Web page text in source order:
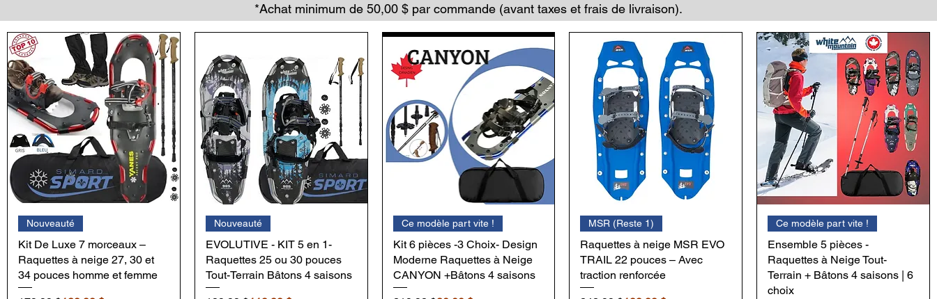
*Achat minimum de 50,00 $ par commande (avant taxes et frais de livraison).
Nouveauté
Kit De Luxe 7 morceaux –
Raquettes à neige 27, 30 et
34 pouces homme et femme
Nouveauté
EVOLUTIVE - KIT 5 en 1-
Raquettes 25 ou 30 pouces
Tout-Terrain Bâtons 4 saisons
Ce modèle part vite !
Kit 6 pièces -3 Choix- Design
Moderne Raquettes à Neige
CANYON +Bâtons 4 saisons
MSR (Reste 1)
Raquettes à neige MSR EVO
TRAIL 22 pouces – Avec
traction renforcée
Ce modèle part vite !
Ensemble 5 pièces -
Raquettes à Neige Tout-
Terrain + Bâtons 4 saisons | 6
choix